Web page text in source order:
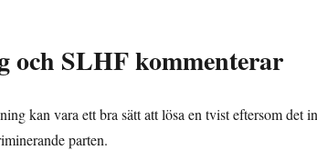
och SLHF kommenterar
kan vara ett bra sätt att lösa en tvist eftersom det
parten.